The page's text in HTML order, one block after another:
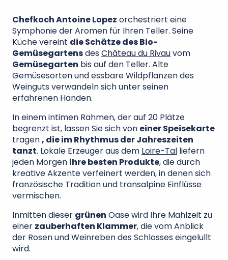
Chefkoch Antoine Lopez orchestriert eine
Symphonie der Aromen für Ihren Teller. Seine
Küche vereint die Schätze des Bio-
GemüsegartensdesChâteau du Rivauvom
Gemüsegarten bis auf den Teller. Alte
Gemüsesorten und essbare Wildpflanzen des
Weinguts verwandeln sich unter seinen
erfahrenen Händen.
In einem intimen Rahmen, der auf 20 Plätze
begrenzt ist, lassen Sie sich von einer Speisekarte
tragen, die im Rhythmus der Jahreszeiten
tanzt. Lokale Erzeuger aus dem Loire-Tal liefern
jeden Morgen ihre besten Produkte, die durch
kreative Akzente verfeinert werden, in denen sich
französische Tradition und transalpine Einflüsse
vermischen.
Inmitten dieser grünen Oase wird Ihre Mahlzeit zu
einer zauberhaften Klammer, die vom Anblick
der Rosen und Weinreben des Schlosses eingelullt
wird.